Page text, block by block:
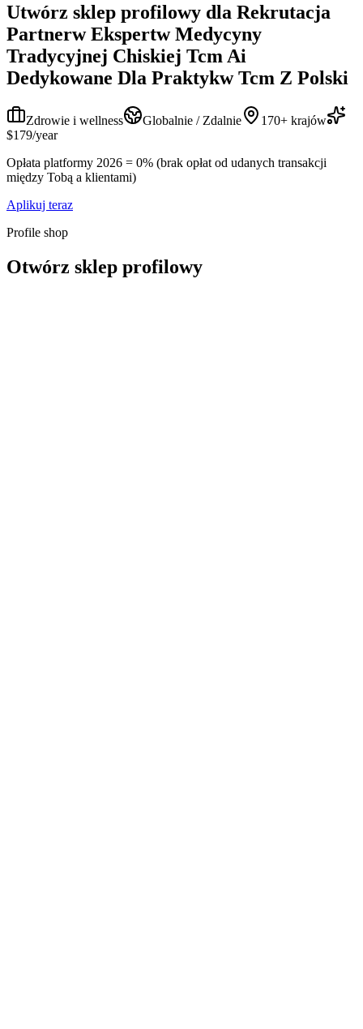
Utwórz sklep profilowy dla Rekrutacja
Partnerw Ekspertw Medycyny
Tradycyjnej Chiskiej Tcm Ai
Dedykowane Dla Praktykw Tcm Z Polski
Zdrowie i wellness Globalnie / Zdalnie
170+ krajów
$179/year
Opłata platformy 2026 = 0% (brak opłat od udanych transakcji
między Tobą a klientami)
Aplikuj teraz
Profile shop
Otwórz sklep profilowy